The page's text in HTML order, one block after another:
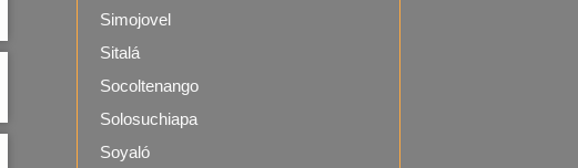
Simojovel
Sitalá
Socoltenango
Solosuchiapa
Soyaló